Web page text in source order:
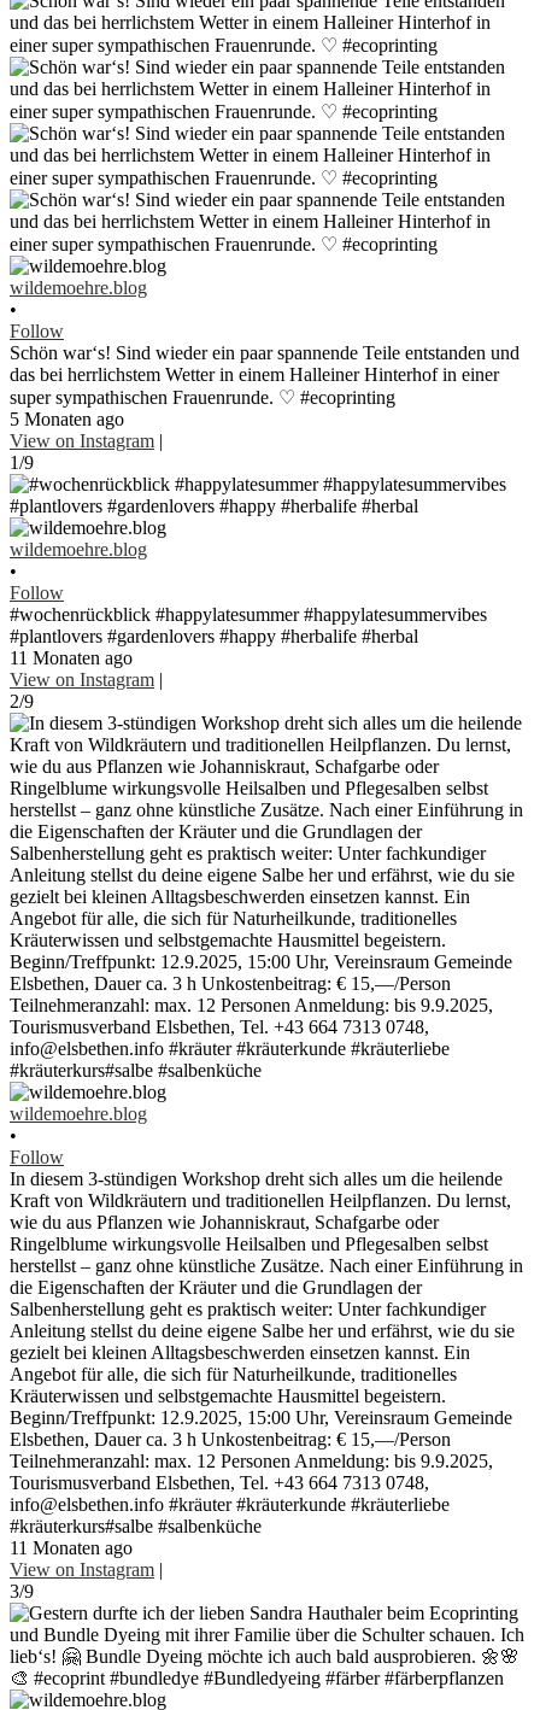
wildemoehre.blog
•
Follow
Schön war‘s! Sind wieder ein paar spannende Teile entstanden und
das bei herrlichstem Wetter in einem Halleiner Hinterhof in einer
super sympathischen Frauenrunde. ♡ #ecoprinting
5 Monaten ago
View on Instagram |
1/9
wildemoehre.blog
•
Follow
#wochenrückblick #happylatesummer #happylatesummervibes
#plantlovers #gardenlovers #happy #herbalife #herbal
11 Monaten ago
View on Instagram |
2/9
wildemoehre.blog
•
Follow
In diesem 3-stündigen Workshop dreht sich alles um die heilende
Kraft von Wildkräutern und traditionellen Heilpflanzen. Du lernst,
wie du aus Pflanzen wie Johanniskraut, Schafgarbe oder
Ringelblume wirkungsvolle Heilsalben und Pflegesalben selbst
herstellst – ganz ohne künstliche Zusätze. Nach einer Einführung in
die Eigenschaften der Kräuter und die Grundlagen der
Salbenherstellung geht es praktisch weiter: Unter fachkundiger
Anleitung stellst du deine eigene Salbe her und erfährst, wie du sie
gezielt bei kleinen Alltagsbeschwerden einsetzen kannst. Ein
Angebot für alle, die sich für Naturheilkunde, traditionelles
Kräuterwissen und selbstgemachte Hausmittel begeistern.
Beginn/Treffpunkt: 12.9.2025, 15:00 Uhr, Vereinsraum Gemeinde
Elsbethen, Dauer ca. 3 h Unkostenbeitrag: € 15,—/Person
Teilnehmeranzahl: max. 12 Personen Anmeldung: bis 9.9.2025,
Tourismusverband Elsbethen, Tel. +43 664 7313 0748,
info@elsbethen.info #kräuter #kräuterkunde #kräuterliebe
#kräuterkurs#salbe #salbenküche
11 Monaten ago
View on Instagram |
3/9